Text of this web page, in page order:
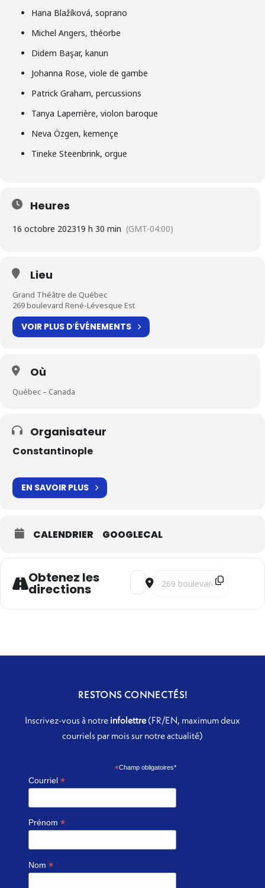
Hana Blažíková, soprano
Michel Angers, théorbe
Didem Başar, kanun
Johanna Rose, viole de gambe
Patrick Graham, percussions
Tanya Laperrière, violon baroque
Neva Özgen, kemençe
Tineke Steenbrink, orgue
Heures
16 octobre 202319 h 30 min (GMT-04:00)
Lieu
Grand Théâtre de Québec
269 boulevard René-Lévesque Est
VOIR PLUS D′ÉVÉNEMENTS
Où
Québec – Canada
Organisateur
Constantinople
EN SAVOIR PLUS
CALENDRIER GOOGLECAL
Obtenez les
directions
Address - Bach & Khayyam
Destination Address - Bach
RESTONS CONNECTÉS!
Inscrivez-vous à notre infolettre(FR/EN, maximum deux
courriels par mois sur notre actualité)
*Champ obligatoires*
Courriel*
Prénom*
Nom*